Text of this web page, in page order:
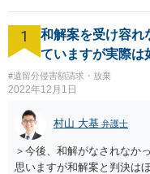
1
和解案を受け容れ
ていますが実際は
#遺留分侵害額請求・放棄
2022年12月1日
村山 大基 弁護士
＞今後、和解がなされなか
思いますが和解案と判決は